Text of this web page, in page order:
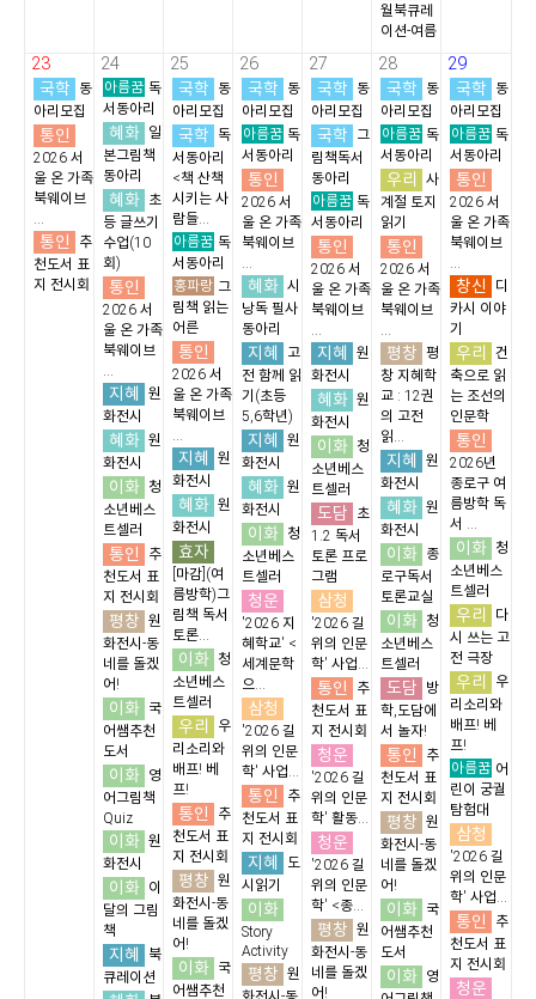
월북큐레
이션-여름
23
국학
동
아리모집
통인
2026 서
울 온 가족
북웨이브
...
통인
추
천도서 표
지 전시회
24
아름꿈 독
서동아리
혜화
일
본그림책
동아리
혜화
초
등 글쓰기
수업(10
회)
통인
2026 서
울 온 가족
북웨이브
...
지혜
원
화전시
혜화 원
화전시
이화
청
소년베스
트셀러
통인
추
천도서 표
지 전시회
평창 원
화전시-동
네를 돌겠
어!
이화
국
어쌤추천
도서
이화
영
어그림책
Quiz
이화 원
화전시
이화
이
달의 그림
책
지혜
북
큐레이션
25
국학
동
아리모집
국학
독
서동아리
<책 산책
시키는 사
람들...
아름꿈 독
서동아리
홍파랑 그
림책 읽는
어른
통인
2026 서
울 온 가족
북웨이브
...
지혜
원
화전시
혜화 원
화전시
효자
[마감](여
름방학)그
림책 독서
토론...
이화
청
소년베스
트셀러
우리
우
리소리와
배프! 베
프!
통인
추
천도서 표
지 전시회
평창 원
화전시-동
네를 돌겠
어!
이화
국
어쌤추천
26
국학
동
아리모집
아름꿈 독
서동아리
통인
2026 서
울 온 가족
북웨이브
...
혜화 시
낭독 필사
동아리
지혜
고
전 함께 읽
기(초등
5,6학년)
지혜
원
화전시
혜화 원
화전시
이화
청
소년베스
트셀러
청운
'2026 지
혜학교' <
세계문학
으...
삼청
'2026 길
위의 인문
학' 사업...
통인
추
천도서 표
지 전시회
지혜
도
시읽기
이화
Story
Activity
평창 원
27
국학
동
아리모집
국학
그
림책독서
동아리
아름꿈 독
서동아리
통인
2026 서
울 온 가족
북웨이브
...
지혜
원
화전시
혜화 원
화전시
이화
청
소년베스
트셀러
도담
초
1.2 독서
토론 프로
그램
삼청
'2026 길
위의 인문
학' 사업...
통인
추
천도서 표
지 전시회
청운
'2026 길
위의 인문
학' 활동...
청운
'2026 길
위의 인문
학' <종...
평창 원
화전시-동
네를 돌겠
어!
28
국학
동
아리모집
아름꿈 독
서동아리
우리
사
계절 토지
읽기
통인
2026 서
울 온 가족
북웨이브
...
평창 평
창 지혜학
교 : 12권
의 고전
읽...
지혜
원
화전시
혜화 원
화전시
이화
종
로구독서
토론교실
이화
청
소년베스
트셀러
도담
방
학,도담에
서 놀자!
통인
추
천도서 표
지 전시회
평창 원
화전시-동
네를 돌겠
어!
이화
국
어쌤추천
도서
이화
영
29
국학
동
아리모집
아름꿈 독
서동아리
통인
2026 서
울 온 가족
북웨이브
...
창신
디
카시 이야
기
우리
건
축으로 읽
는 조선의
인문학
통인
2026년
종로구 여
름방학 독
서 ...
이화
청
소년베스
트셀러
우리
다
시 쓰는 고
전 극장
우리
우
리소리와
배프! 베
프!
아름꿈 어
린이 궁궐
탐험대
삼청
'2026 길
위의 인문
학' 사업...
통인
추
천도서 표
지 전시회
청운